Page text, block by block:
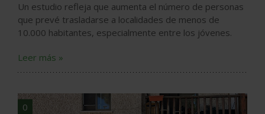
Un estudio refleja que aumenta el número de personas
que prevé trasladarse a localidades de menos de
10.000 habitantes, especialmente entre los jóvenes.
Leer más »
0